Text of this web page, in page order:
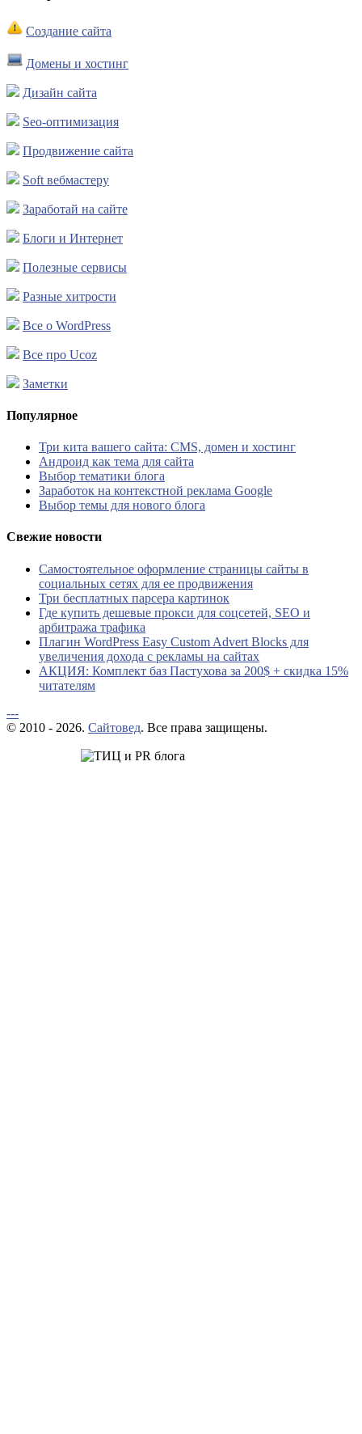
Создание сайта
Домены и хостинг
Дизайн сайта
Seo-оптимизация
Продвижение сайта
Soft вебмастеру
Заработай на сайте
Блоги и Интернет
Полезные сервисы
Разные хитрости
Все о WordPress
Все про Ucoz
Заметки
Популярное
Три кита вашего сайта: CMS, домен и хостинг
Андроид как тема для сайта
Выбор тематики блога
Заработок на контекстной реклама Google
Выбор темы для нового блога
Свежие новости
Самостоятельное оформление страницы сайты в
социальных сетях для ее продвижения
Три бесплатных парсера картинок
Где купить дешевые прокси для соцсетей, SEO и
арбитража трафика
Плагин WordPress Easy Custom Advert Blocks для
увеличения дохода с рекламы на сайтах
АКЦИЯ: Комплект баз Пастухова за 200$ + скидка 15%
читателям
---
© 2010 - 2026. Сайтовед. Все права защищены.